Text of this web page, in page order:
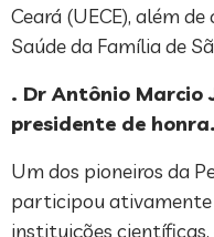
Ceará (UECE), além
Saúde da Família de
. Dr Antônio Marcio
presidente de honra.
Um dos pioneiros da
participou ativamente
instituições científicas,